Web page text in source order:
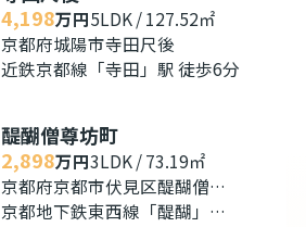
4,198万円5LDK / 127.52㎡
京都府城陽市寺田尺後
近鉄京都線「寺田」駅 徒歩6分
醍醐僧尊坊町
2,898万円3LDK / 73.19㎡
京都府京都市伏見区醍醐僧尊坊町
京都地下鉄東西線「醍醐」駅 徒歩10分